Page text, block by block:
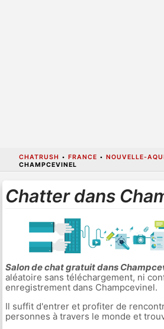
CHATRUSH • FRANCE • NOUVELLE-
CHAMPCEVINEL
Chatter dans
Salon de chat gratuit dans
aléatoire sans téléchargement, ni
enregistrement dans Champcevinel.
Il suffit d'entrer et profiter de
personnes à travers le monde et